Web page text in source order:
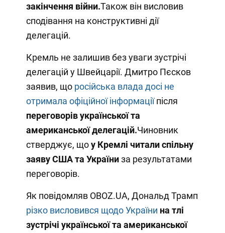
закінчення війни.Також він висловив
сподівання на конструктивні дії
делегацій.
Кремль не залишив без уваги зустрічі
делегацій у Швейцарії. Дмитро Пєсков
заявив, що російська влада досі не
отримала офіційної інформаціїпісля
переговорів української та
американської делегацій.Чиновник
стверджує, щоу Кремлі читали спільну
заяву США та Україниза результатами
переговорів.
Як повідомляв OBOZ.UA, Дональд Трамп
різко висловився щодо України на тлі
зустрічі української та американської